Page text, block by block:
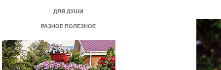
ДЛЯ ДУШИ
РАЗНОЕ ПОЛЕЗНОЕ